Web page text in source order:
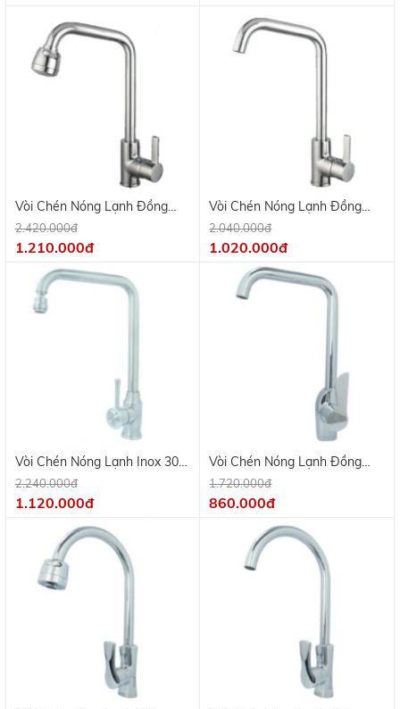
Vòi Chén Nóng Lạnh Đồng
Thau Mạ Crome KV 9702B
2.420.000đ
1.210.000đ
Vòi Chén Nóng Lạnh Đồng
Thau Mạ Crome KV 9702A
2.040.000đ
1.020.000đ
Vòi Chén Nóng Lạnh Inox 304
Mờ KV 9707
2.240.000đ
1.120.000đ
Vòi Chén Nóng Lạnh Đồng
Thau Mạ Crome KV 9708
1.720.000đ
860.000đ